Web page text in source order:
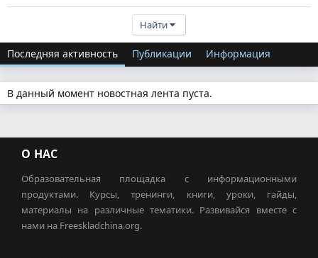
Найти
Последняя активность Публикации Информация
В данный момент новостная лента пуста.
О НАС
Образовательная площадка с информационными
продуктами. Курсы, тренинги, книги, уроки, гайды,
материалы на различные тематики. Развивайся вместе с
нами на Freeskladchina.org.